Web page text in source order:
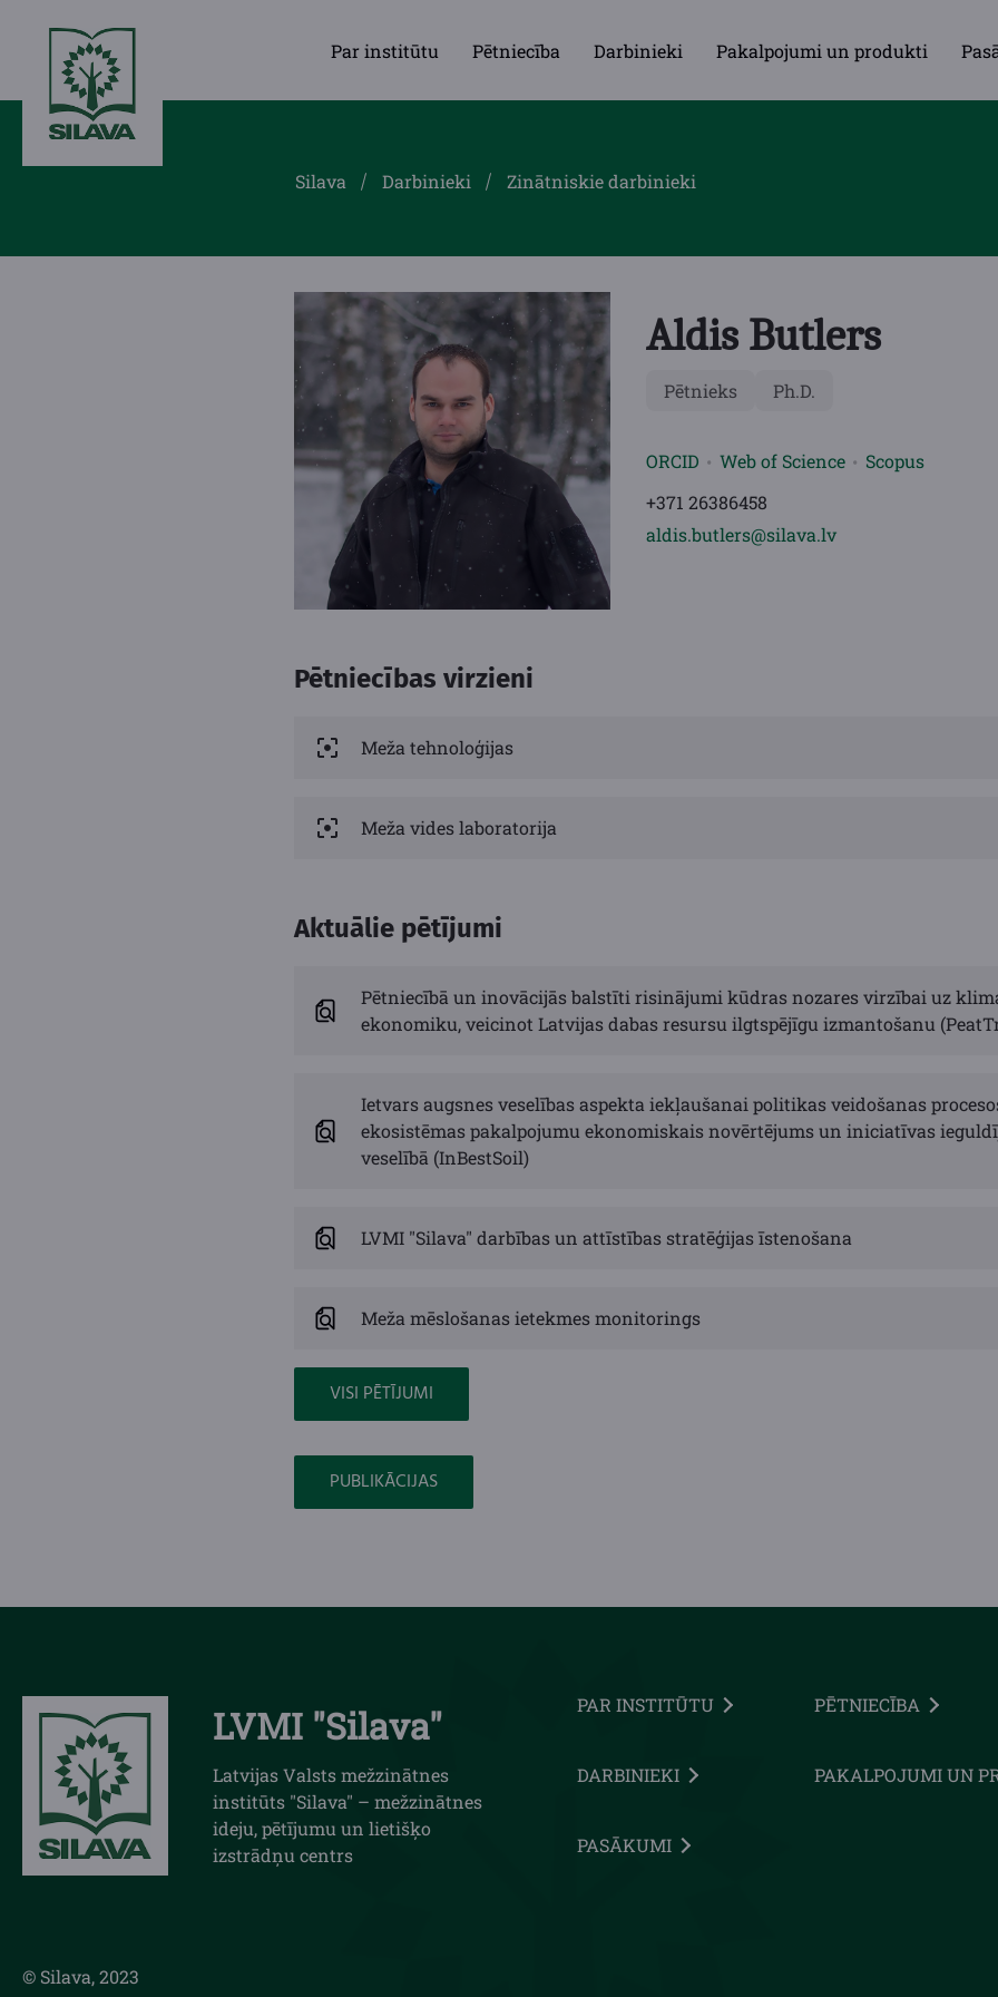
Par institūtu Pētniecība Darbinieki Pakalpojumi un produkti
Silava Darbinieki Zinātniskie darbinieki
Aldis Butlers
Pētnieks Ph.D.
ORCID Web of Science
Scopus
+371 26386458
aldis.butlers@silava.lv
Pētniecības virzieni
Meža tehnoloģijas
Meža vides laboratorija
Aktuālie pētījumi
Pētniecībā un inovācijās balstīti risinājumi kūdras nozares virzībai uz
ekonomiku, veicinot Latvijas dabas resursu ilgtspējīgu izmantošanu
Ietvars augsnes veselības aspekta iekļaušanai politikas veidošanas
ekosistēmas pakalpojumu ekonomiskais novērtējums un iniciatīvas
veselībā (InBestSoil)
LVMI "Silava" darbības un attīstības stratēģijas īstenošana
Meža mēslošanas ietekmes monitorings
VISI PĒTĪJUMI
PUBLIKĀCIJAS
© Silava, 2023
LVMI "Silava"
Latvijas Valsts mežzinātnes
institūts "Silava" – mežzinātnes
ideju, pētījumu un lietišķo
izstrādņu centrs
PAR INSTITŪTU PĒTNIECĪBA
DARBINIEKI PAKALPOJUMI UN
PASĀKUMI